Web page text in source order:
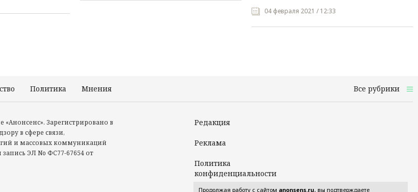
04 февраля 2021 / 12:33
Политика Мнения Все рубрики
«Анонсенс». Зарегистрировано в
в сфере связи,
и массовых коммуникаций
ЭЛ No ФС77-67654 от
Редакция
Реклама
Политика
конфиденциальности
Продолжая работу с сайтом anonsens.ru, вы подтверждаете